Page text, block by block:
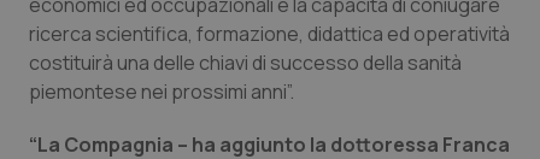
ricerca scientifica, formazione, didattica ed operatività
costituirà una delle chiavi di successo della sanità
piemontese nei prossimi anni”.
“La Compagnia – ha aggiunto la dottoressa Franca